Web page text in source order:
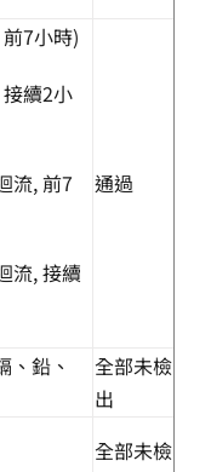
7小時)
續2小
流, 前7
流, 接續
通過
、鉛、
全部未檢
出
全部未檢